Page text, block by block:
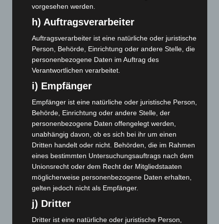
Juli 2024(89)
Juni 2024(107)
Mai 2024(149)
April 2024(102)
März 2024(103)
Januar 2024
(111)
Dezember 2023(130)
November 2023(130)
Oktober 2023(114)
September 2023(133)
August 2023(134)
Juli 2023(118)
Mai 2023
vorgesehen werden.
h) Auftragsverarbeiter
Auftragsverarbeiter ist eine natürliche oder juristische
Person, Behörde, Einrichtung oder andere Stelle, die
personenbezogene Daten im Auftrag des
Verantwortlichen verarbeitet.
i) Empfänger
Empfänger ist eine natürliche oder juristische Person,
Behörde, Einrichtung oder andere Stelle, der
personenbezogene Daten offengelegt werden,
unabhängig davon, ob es sich bei ihr um einen
Dritten handelt oder nicht. Behörden, die im Rahmen
eines bestimmten Untersuchungsauftrags nach dem
Unionsrecht oder dem Recht der Mitgliedstaaten
möglicherweise personenbezogene Daten erhalten,
gelten jedoch nicht als Empfänger.
j) Dritter
Dritter ist eine natürliche oder juristische Person,